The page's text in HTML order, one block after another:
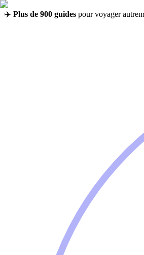
✈️ Plus de 900 guides pour voyager